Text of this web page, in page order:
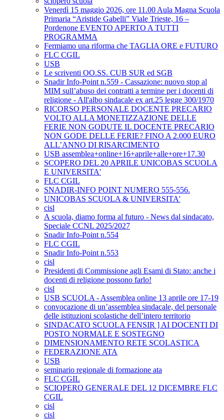
Venerdì 15 maggio 2026, ore 11.00 Aula Magna Scuola
Primaria “Aristide Gabelli” Viale Trieste, 16 –
Pordenone EVENTO APERTO A TUTTI
PROGRAMMA
Fermiamo una riforma che TAGLIA ORE e FUTURO
FLC CGIL
USB
Le scriventi OO.SS. CUB SUR ed SGB
Snadir Info-Point n.559 - Cassazione: nuovo stop al
MIM sull’abuso dei contratti a termine per i docenti di
religione - All'albo sindacale ex art.25 legge 300/1970
RICORSO PERSONALE DOCENTE PRECARIO
VOLTO ALLA MONETIZZAZIONE DELLE
FERIE NON GODUTE IL DOCENTE PRECARIO
NON GODE DELLE FERIE? FINO A 2.000 EURO
ALL’ANNO DI RISARCIMENTO
USB assemblea+online+16+aprile+alle+ore+17.30
SCOPERO DEL 20 APRILE UNICOBAS SCUOLA
E UNIVERSITA'
FLC CGIL
SNADIR-INFO POINT NUMERO 555-556.
UNICOBAS SCUOLA & UNIVERSITA'
cisl
A scuola, diamo forma al futuro - News dal sindacato,
Speciale CCNL 2025/2027
Snadir Info-Point n.554
FLC CGIL
Snadir Info-Point n.553
cisl
Presidenti di Commissione agli Esami di Stato: anche i
docenti di religione possono farlo!
cisl
USB SCUOLA - Assemblea online 13 aprile ore 17-19
convocazione di un’assemblea sindacale, del personale
delle istituzioni scolastiche dell’intero territorio
SINDACATO SCUOLA FENSIR ] AI DOCENTI DI
POSTO NORMALE E SOSTEGNO
DIMENSIONAMENTO RETE SCOLASTICA
FEDERAZIONE ATA
USB
seminario regionale di formazione ata
FLC CGIL
SCIOPERO GENERALE DEL 12 DICEMBRE FLC
CGIL
cisl
cisl